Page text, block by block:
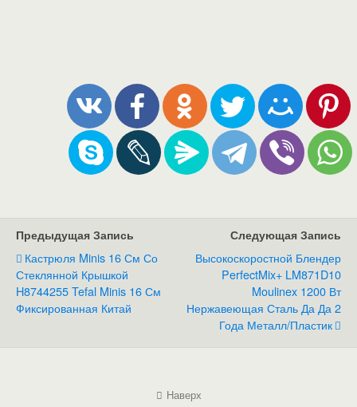
Предыдущая Запись
Кастрюля Minis 16 См Со
Стеклянной Крышкой
H8744255 Tefal Minis 16 См
Фиксированная Китай
Следующая Запись
Высокоскоростной Блендер
PerfectMix+ LM871D10
Moulinex 1200 Вт
Нержавеющая Сталь Да Да 2
Года Металл/Пластик
Наверх